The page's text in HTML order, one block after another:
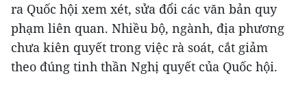
ra Quốc hội xem xét, sửa đổi các văn bản quy
phạm liên quan. Nhiều bộ, ngành, địa phương
chưa kiên quyết trong việc rà soát, cắt giảm
theo đúng tinh thần Nghị quyết của Quốc hội.